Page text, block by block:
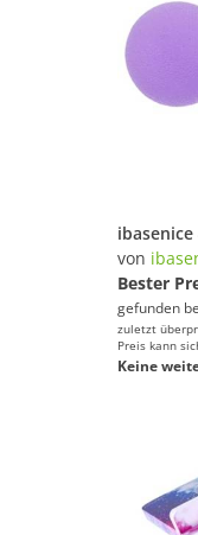
von
Bester
gefunden
zuletzt
Preis kann
Keine